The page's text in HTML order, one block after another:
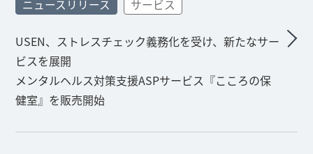
ニュースリリース サービス
USEN、ストレスチェック義務化を受け、新たなサー
ビスを展開
メンタルヘルス対策支援ASPサービス『こころの保
健室』を販売開始